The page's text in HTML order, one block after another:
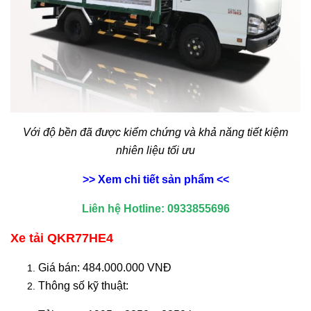
Với độ bền đã được kiểm chứng và khả năng tiết kiệm
nhiên liệu tối ưu
>> Xem chi tiết sản phẩm <<
Liên hệ Hotline: 0933855696
Xe tải QKR77HE4
Giá bán: 484.000.000 VNĐ
Thông số kỹ thuật: